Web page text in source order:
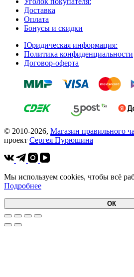
Доставка
Оплата
Бонусы и скидки
Юридическая информация:
Политика конфиденциальности
Договор-оферта
© 2010-2026, Магазин правильного
проект Cергея Пурюшина
Мы используем cookies, чтобы всё
Подробнее
ОК